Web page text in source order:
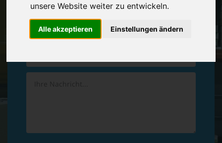
unsere Website weiter zu entwickeln.
Alle akzeptieren Einstellungen ändern
Hinterlassen Sie uns gern eine persönliche Nachricht.